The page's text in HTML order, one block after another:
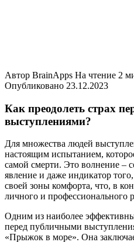
Автор BrainApps На чтение 2
Опубликовано 23.12.2023
Как преодолеть страх
выступлениями?
Для множества людей
настоящим испытанием,
самой смерти. Это волнение –
явление и даже индикатор
своей зоны комфорта, что, в
личного и профессионального
Одним из наиболее
перед публичными
«Прыжок в море». Она